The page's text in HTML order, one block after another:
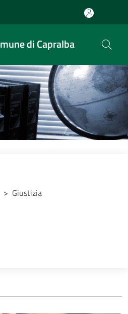
di Capralba
> Giustizia